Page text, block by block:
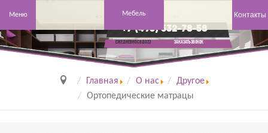
Меню Мебель Контакты
+7 (495) 532-78-58
Ежедневно с 8 до 23 заказать звонок
Главная О нас
Другое
Ортопедические матрацы